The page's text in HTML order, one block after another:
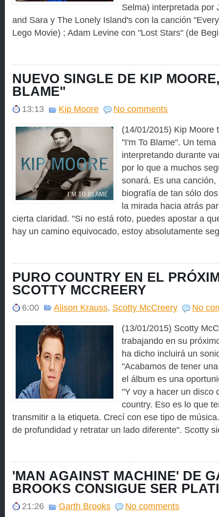
Selma) interpretada por
and Sara y The Lonely Island's con la canción
Lego Movie) ; Adam Levine con "Lost Stars" (de
NUEVO SINGLE DE KIP
BLAME"
13:13 Kip Moore
No comments
(14/01/2015) Kip Moore
"I'm To Blame". Un
interpretando durante
por lo que a muchos
sonará. Es una
biografía de tan sólo
la mirada hacia atrás
cierta claridad. "Si no está roto, puedes apostar a
hay un camino equivocado, estoy absolutamente
PURO COUNTRY EN EL
SCOTTY MCCREERY
6:00 Alison Krauss, Scotty McCreery
No
(13/01/2015) Scotty
trabajando en su
ha dicho incluirá un
"Acabamos de tener
el álbum es una
"Y voy a hacer un disco
country. Eso es lo que
transmitir a la etiqueta. Crecí con ese tipo de
de profundidad y retratar un lado diferente". Scotty
'MAN AGAINST MACHINE' DE
BROOKS CONSIGUE SER
21:26 Garth Brooks
No comments